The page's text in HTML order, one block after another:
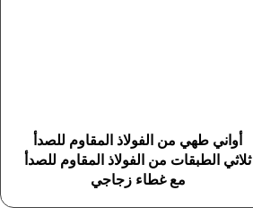
أواني طهي من الفولاذ المقاوم للصدأ
ثلاثي الطبقات من الفولاذ المقاوم للصدأ
مع غطاء زجاجي